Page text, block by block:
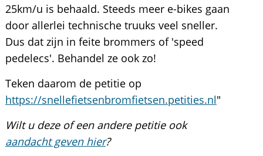
25km/u is behaald. Steeds meer e-bikes gaan
door allerlei technische truuks veel sneller.
Dus dat zijn in feite brommers of 'speed
pedelecs'. Behandel ze ook zo!
Teken daarom de petitie op
https://snellefietsenbromfietsen.petities.nl"
Wilt u deze of een andere petitie ook
aandacht geven hier?